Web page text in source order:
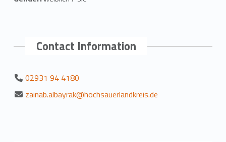
Contact Information
02931 94 4180
zainab.albayrak@hochsauerlandkreis.de